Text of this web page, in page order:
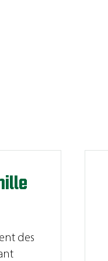
des